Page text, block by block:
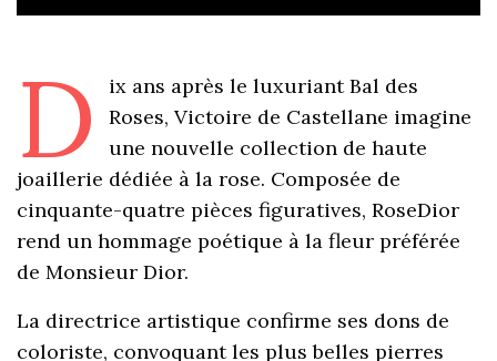
D
ix ans après le luxuriant Bal des
Roses, Victoire de Castellane imagine
une nouvelle collection de haute
joaillerie dédiée à la rose. Composée de
cinquante-quatre pièces figuratives, RoseDior
rend un hommage poétique à la fleur préférée
de Monsieur Dior.
La directrice artistique confirme ses dons de
coloriste, convoquant les plus belles pierres